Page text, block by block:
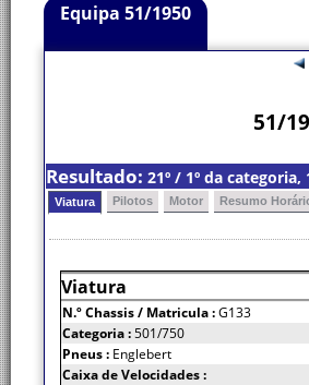
Equipa 51/1950
51/
Resultado: 21º / 1º da
Viatura Pilotos Motor Resumo
Viatura
N.º Chassis/ Matricula :G133
Categoria :501/750
Pneus : Englebert
Caixa de Velocidades :